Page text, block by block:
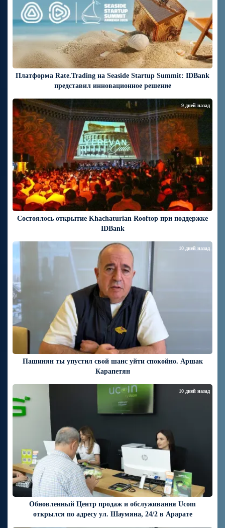
Платформа Rate.Trading на Seaside Startup Summit: IDBank
представил инновационное решение
Состоялось открытие Khachaturian Rooftop при поддержке
IDBank
9 дней назад
Пашинян ты упустил свой шанс уйти спокойно. Аршак
Карапетян
10 дней назад
Обновленный Центр продаж и обслуживания Ucom
открылся по адресу ул. Шаумяна, 24/2 в Арарате
10 дней назад